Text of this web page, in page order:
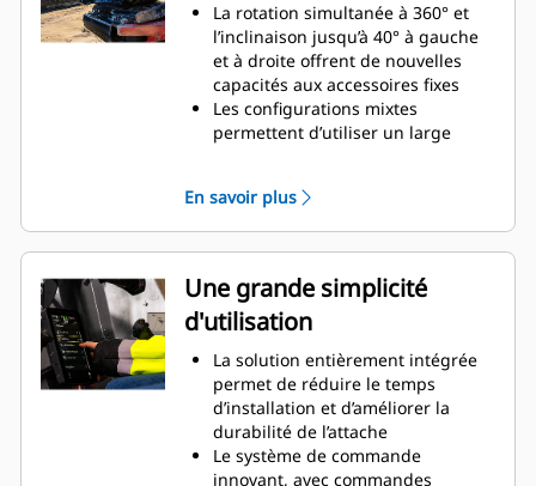
La rotation simultanée à 360° et
l’inclinaison jusqu’à 40° à gauche
et à droite offrent de nouvelles
capacités aux accessoires fixes
Les configurations mixtes
permettent d’utiliser un large
besoins
Possibilité de convertir une
attache S standard en attache S
hydraulique avec connexion
automatique
Réalisez une grande variété de
tâches, telles que le creusement,
le nivellement, le compactage,
etc., avec des mouvements plus
précis, sans avoir à repositionner
la machine
Utilisez le module de grappin sans
En savoir plus
Une grande simplicité
d'utilisation
La solution entièrement intégrée
permet de réduire le temps
d’installation et d’améliorer la
durabilité de l’attache
Le système de commande
innovant, avec commandes